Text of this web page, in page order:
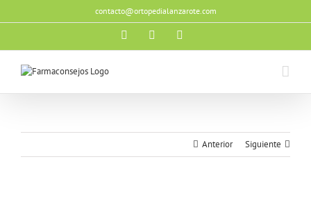
al
contacto@ortopedialanzarote.com
Facebook
Anterior Siguiente